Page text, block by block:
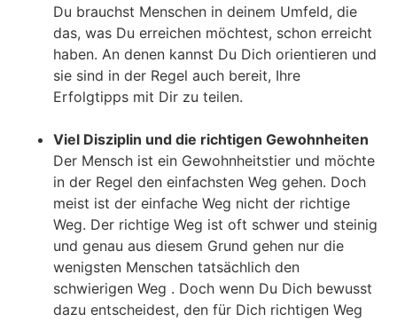
Du brauchst Menschen in deinem Umfeld, die
das, was Du erreichen möchtest, schon erreicht
haben. An denen kannst Du Dich orientieren und
sie sind in der Regel auch bereit, Ihre
Erfolgtipps mit Dir zu teilen.
Viel Disziplin und die richtigen Gewohnheiten
Der Mensch ist ein Gewohnheitstier und möchte
in der Regel den einfachsten Weg gehen. Doch
meist ist der einfache Weg nicht der richtige
Weg. Der richtige Weg ist oft schwer und steinig
und genau aus diesem Grund gehen nur die
wenigsten Menschen tatsächlich den
schwierigen Weg . Doch wenn Du Dich bewusst
dazu entscheidest, den für Dich richtigen Weg